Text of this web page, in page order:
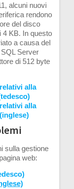
alcuni nuovi
rendono
del disco
4 KB. In questo
a causa del
Server
di 512 byte
alla
alla
sulla gestione
web: